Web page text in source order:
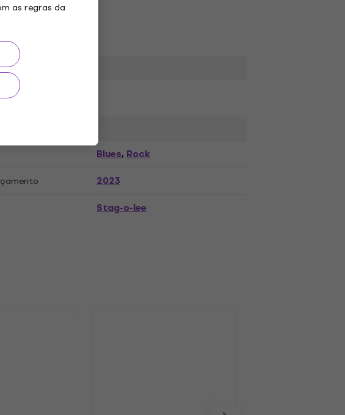
as regras da
Blues,Rock
2023
Stag-o-lee